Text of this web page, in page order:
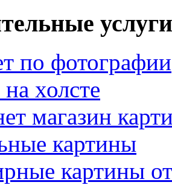
по фотографии
холсте
магазин
картины
картины